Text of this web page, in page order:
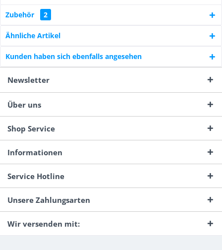
Zubehör 2
Ähnliche Artikel
Kunden haben sich ebenfalls angesehen
Newsletter
Über uns
Shop Service
Informationen
Service Hotline
Unsere Zahlungsarten
Wir versenden mit: